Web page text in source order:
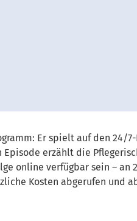
Er spielt auf den
erzählt die
online verfügbar sein – an
Kosten abgerufen und